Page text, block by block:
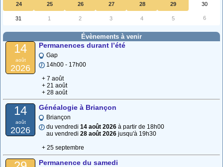
24 25 26 27 28 29 30
31 1 2 3 4 5 6
Évènements à venir
14
août
2026
Permanences durant l’été
Gap
14h00 - 17h00
+ 7 août
+ 21 août
+ 28 août
14
août
2026
Généalogie à Briançon
Briançon
du vendredi 14 août 2026 à partir de 18h00
au vendredi 28 août 2026 jusqu'à 19h30
+ 25 septembre
Permanence du samedi